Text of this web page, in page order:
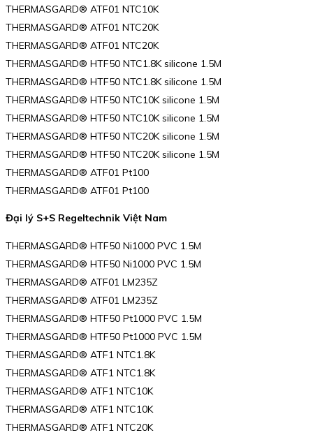
THERMASGARD® ATF01 NTC10K
THERMASGARD® ATF01 NTC20K
THERMASGARD® ATF01 NTC20K
THERMASGARD® HTF50 NTC1.8K silicone 1.5M
THERMASGARD® HTF50 NTC1.8K silicone 1.5M
THERMASGARD® HTF50 NTC10K silicone 1.5M
THERMASGARD® HTF50 NTC10K silicone 1.5M
THERMASGARD® HTF50 NTC20K silicone 1.5M
THERMASGARD® HTF50 NTC20K silicone 1.5M
THERMASGARD® ATF01 Pt100
THERMASGARD® ATF01 Pt100
Đại lý S+S Regeltechnik Việt Nam
THERMASGARD® HTF50 Ni1000 PVC 1.5M
THERMASGARD® HTF50 Ni1000 PVC 1.5M
THERMASGARD® ATF01 LM235Z
THERMASGARD® ATF01 LM235Z
THERMASGARD® HTF50 Pt1000 PVC 1.5M
THERMASGARD® HTF50 Pt1000 PVC 1.5M
THERMASGARD® ATF1 NTC1.8K
THERMASGARD® ATF1 NTC1.8K
THERMASGARD® ATF1 NTC10K
THERMASGARD® ATF1 NTC10K
THERMASGARD® ATF1 NTC20K